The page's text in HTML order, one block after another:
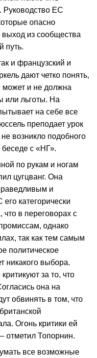
Руководство ЕС
опасно
выход из сообщества
путь.
и французский и
дают четко понять,
и не должна
или льготы. На
на себе все
преподает урок
возникло подобного
беседе с «НГ».
по рукам и ногам
цугцванг. Она
и
категорически
что в переговорах с
однако
так как тем самым
политическое
никакого выбора.
за то, что
она на
обвинять в том, что
Огонь критики ей
отметил Топорнин.
все возможные